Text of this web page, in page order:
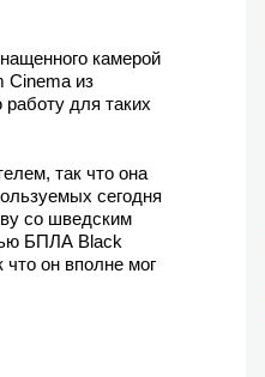
камерой
Cinema из
для таких
так что она
сегодня
со шведским
БПЛА Black
что он вполне мог